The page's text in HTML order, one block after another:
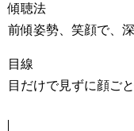
傾聴法
前傾姿勢、笑顔で、
目線
目だけで見ずに顔ご